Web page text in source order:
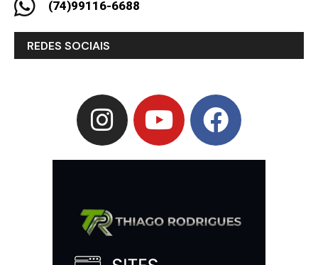
(74)99116-6688
REDES SOCIAIS